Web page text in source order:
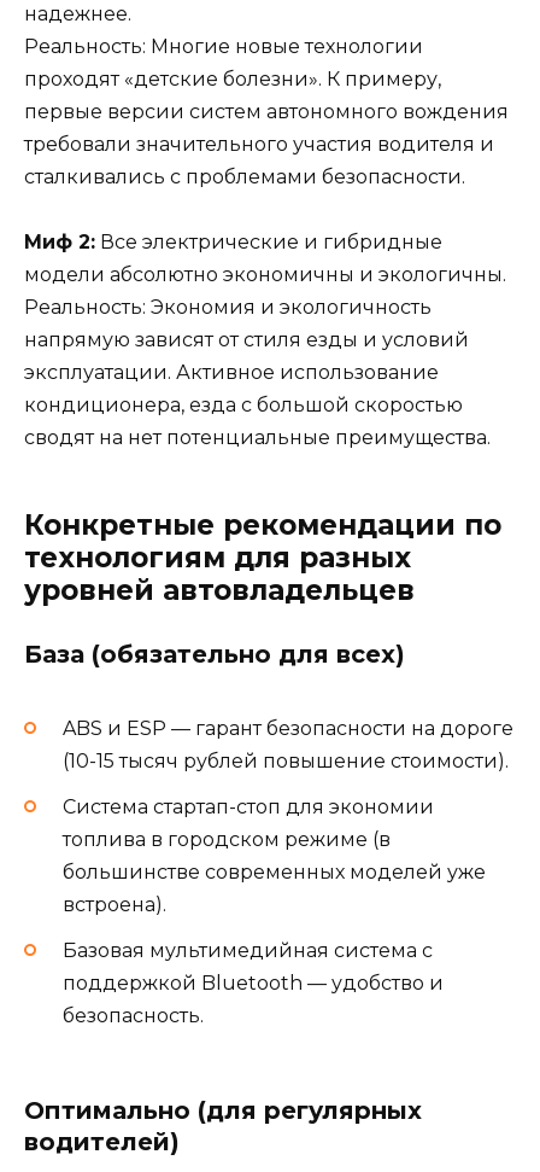
надежнее.
Реальность: Многие новые технологии
проходят «детские болезни». К примеру,
первые версии систем автономного вождения
требовали значительного участия водителя и
сталкивались с проблемами безопасности.
Миф 2: Все электрические и гибридные
модели абсолютно экономичны и экологичны.
Реальность: Экономия и экологичность
напрямую зависят от стиля езды и условий
эксплуатации. Активное использование
кондиционера, езда с большой скоростью
сводят на нет потенциальные преимущества.
Конкретные рекомендации по
технологиям для разных
уровней автовладельцев
База (обязательно для всех)
ABS и ESP — гарант безопасности на дороге
(10-15 тысяч рублей повышение стоимости).
Система стартап-стоп для экономии
топлива в городском режиме (в
большинстве современных моделей уже
встроена).
Базовая мультимедийная система с
поддержкой Bluetooth — удобство и
безопасность.
Оптимально (для регулярных
водителей)